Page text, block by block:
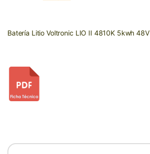
Batería Litio Voltronic LIO II 4810K 5kwh 48V